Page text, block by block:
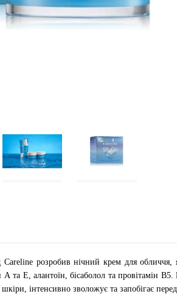
Careline розробив нічний крем для
А та Е, алантоїн, бісаболол та провітамін
інтенсивно зволожує та запобігає